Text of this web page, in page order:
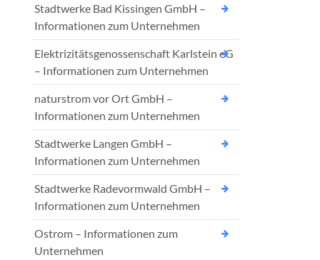
Stadtwerke Bad Kissingen GmbH –
Informationen zum Unternehmen
Elektrizitätsgenossenschaft Karlstein eG
– Informationen zum Unternehmen
naturstrom vor Ort GmbH –
Informationen zum Unternehmen
Stadtwerke Langen GmbH –
Informationen zum Unternehmen
Stadtwerke Radevormwald GmbH –
Informationen zum Unternehmen
Ostrom – Informationen zum
Unternehmen